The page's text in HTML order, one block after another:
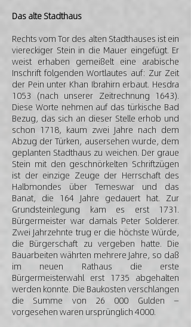
Das alte Stadthaus
Rechts vom Tor des alten Stadthauses ist ein
viereckiger Stein in die Mauer eingefügt. Er
weist erhaben gemeißelt eine arabische
Inschrift folgenden Wortlautes auf: Zur Zeit
der Pein unter Khan Ibrahirn erbaut. Hesdra
1053 (nach unserer Zeitrechnung 1643).
Diese Worte nehmen auf das türkische Bad
Bezug, das sich an dieser Stelle erhob und
schon 1718, kaum zwei Jahre nach dem
Abzug der Türken, ausersehen wurde, dem
geplanten Stadthaus zu weichen. Der graue
Stein mit den geschnörkelten Schriftzügen
ist der einzige Zeuge der Herrschaft des
Halbmondes über Temeswar und das
Banat, die 164 Jahre gedauert hat. Zur
Grundsteinlegung kam es erst 1731.
Bürgermeister war damals Peter Solderer.
Zwei Jahrzehnte trug er die höchste Würde,
die Bürgerschaft zu vergeben hatte. Die
Bauarbeiten währten mehrere Jahre, so daß
im neuen Rathaus die erste
Bürgermeisterwahl erst 1735 abgehalten
werden konnte. Die Baukosten verschlangen
die Summe von 26 000 Gulden —
vorgesehen waren ursprünglich 4000.